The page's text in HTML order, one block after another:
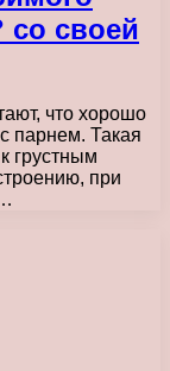
со своей
что хорошо
парнем. Такая
грустным
при